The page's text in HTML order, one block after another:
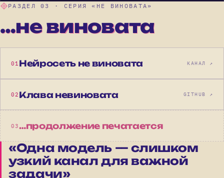
РАЗДЕЛ 03 · СЕРИЯ «НЕ ВИНОВАТА»
…не виновата
01 Нейросеть не виновата КАНАЛ ↗
02 Клава невиновата GITHUB ↗
03…продолжение печатается
«Одна модель — слишком
узкий канал для важной
задачи»